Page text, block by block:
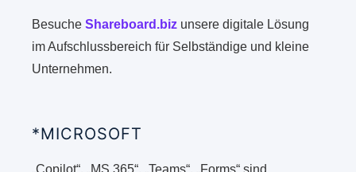
BesucheShareboard.biz unsere digitale Lösung
im Aufschlussbereich für Selbständige und kleine
Unternehmen.
*MICROSOFT